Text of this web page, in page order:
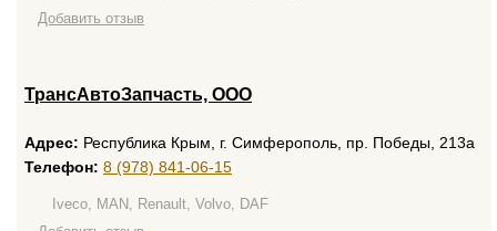
Добавить отзыв
ТрансАвтоЗапчасть, ООО
Адрес: Республика Крым, г. Симферополь, пр. Победы, 213а
Телефон: 8 (978) 841-06-15
Iveco, MAN, Renault, Volvo, DAF